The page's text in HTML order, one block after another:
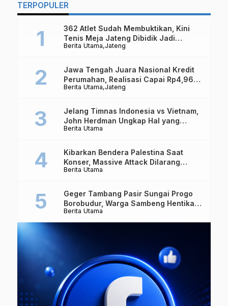
Tempat Kost
…
TERPOPULER
Berita Utama Jateng
362 Atlet Sudah Membuktikan, Kini
Tenis Meja Jateng Dibidik Jadi
Kekuatan Nasional
Berita Utama Jateng
Jawa Tengah Juara Nasional Kredit
Perumahan, Realisasi Capai Rp4,96
Triliun
Berita Utama
Jelang Timnas Indonesia vs Vietnam,
John Herdman Ungkap Hal yang
Dipertaruhkan
Berita Utama
Kibarkan Bendera Palestina Saat
Konser, Massive Attack Dilarang
Masuk Singapura Lagi
Berita Utama
Geger Tambang Pasir Sungai Progo
Borobudur, Warga Sambeng Hentikan
Alat Berat dan Usir Truk